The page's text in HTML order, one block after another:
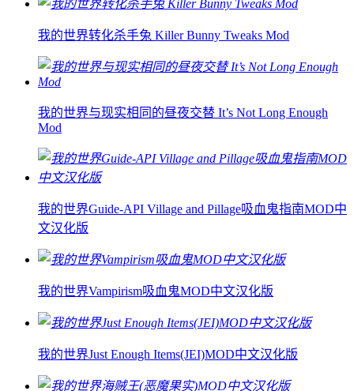
我的世界转化杀手兔 Killer Bunny Tweaks Mod
我的世界与现实相同的昼夜交替 It’s Not Long Enough
Mod
我的世界Guide-API Village and Pillage吸血鬼指南MOD中
文汉化版
我的世界Vampirism吸血鬼MOD中文汉化版
我的世界Just Enough Items(JEI)MOD中文汉化版